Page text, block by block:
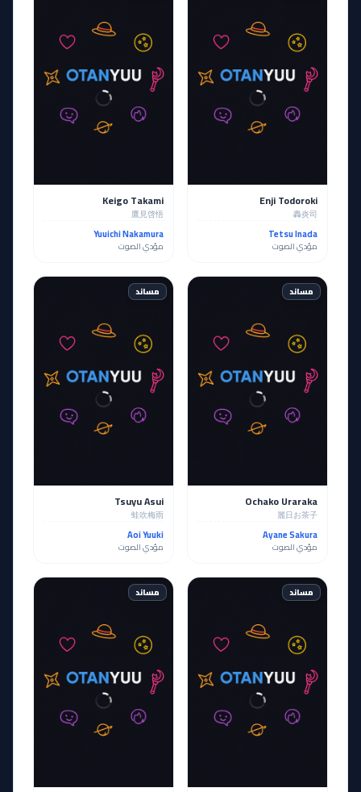
Enji Todoroki
轟炎司
Tetsu Inada
مؤدي الصوت
Keigo Takami
鷹見啓悟
Yuuichi Nakamura
مؤدي الصوت
مساند
Ochako Uraraka
麗日お茶子
Ayane Sakura
مؤدي الصوت
مساند
Tsuyu Asui
蛙吹梅雨
Aoi Yuuki
مؤدي الصوت
مساند مساند